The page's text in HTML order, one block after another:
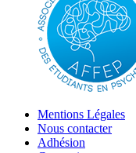
Mentions Légales
Nous contacter
Adhésion